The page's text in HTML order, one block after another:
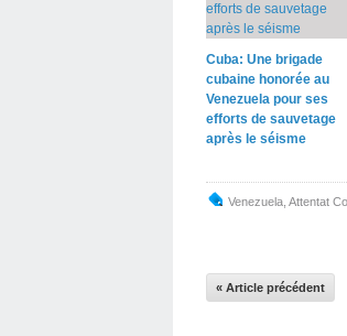
Cuba: Une brigade
cubaine honorée au
Venezuela pour ses
efforts de sauvetage
après le séisme
Venezuela Attentat
« Article précédent